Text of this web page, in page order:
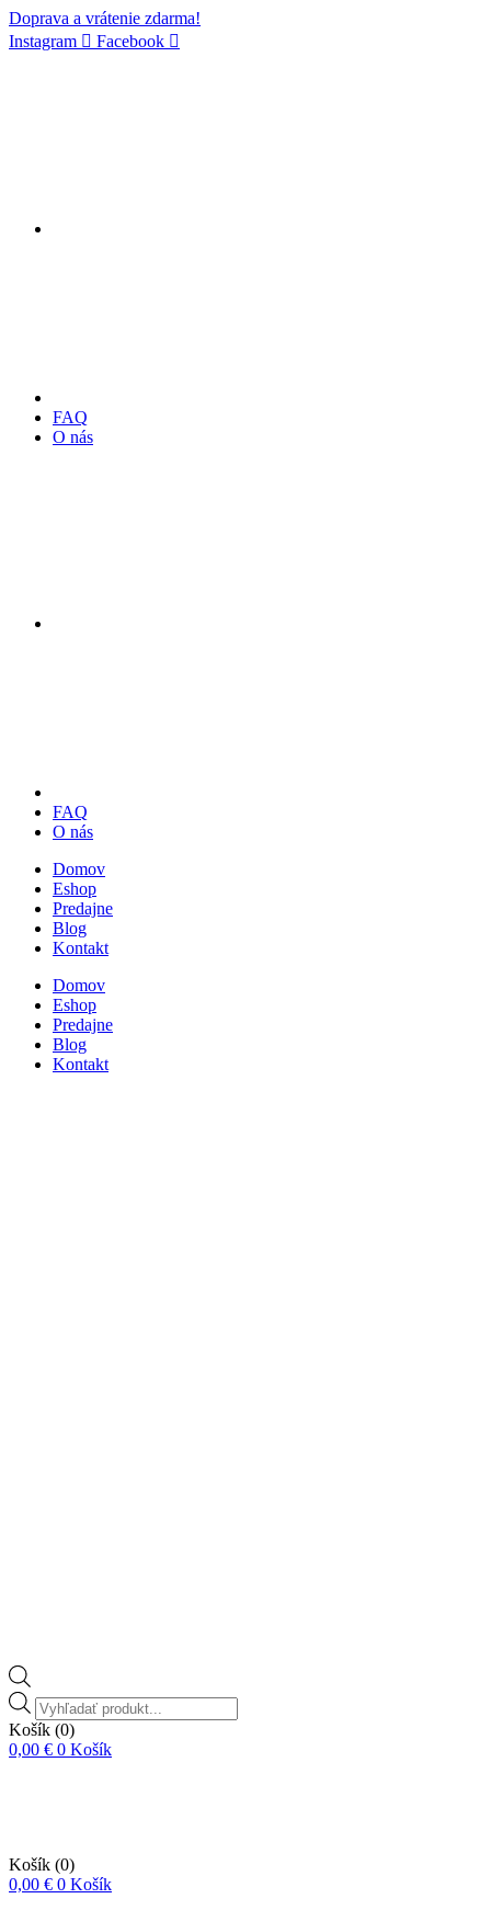
Doprava a vrátenie zdarma!
Instagram
Facebook
FAQ
O nás
FAQ
O nás
Domov
Eshop
Predajne
Blog
Kontakt
Domov
Eshop
Predajne
Blog
Kontakt
Vyhľadávanie
produktov
Košík (0)
0,00 € 0 Košík
Košík (0)
0,00 € 0 Košík